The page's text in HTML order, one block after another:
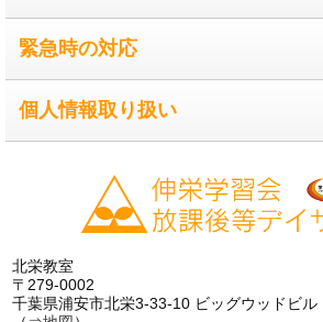
緊急時の対応
個人情報取り扱い
北栄教室
〒279-0002
千葉県浦安市北栄3-33-10 ビッグウッドビル